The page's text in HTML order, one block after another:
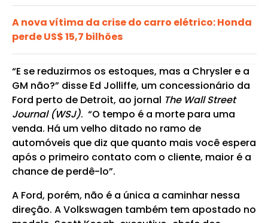
A nova vítima da crise do carro elétrico: Honda
perde US$ 15,7 bilhões
“E se reduzirmos os estoques, mas a Chrysler e a
GM não?” disse Ed Jolliffe, um concessionário da
Ford perto de Detroit, ao jornal The Wall Street
Journal (WSJ). “O tempo é a morte para uma
venda. Há um velho ditado no ramo de
automóveis que diz que quanto mais você espera
após o primeiro contato com o cliente, maior é a
chance de perdê-lo”.
A Ford, porém, não é a única a caminhar nessa
direção. A Volkswagen também tem apostado no